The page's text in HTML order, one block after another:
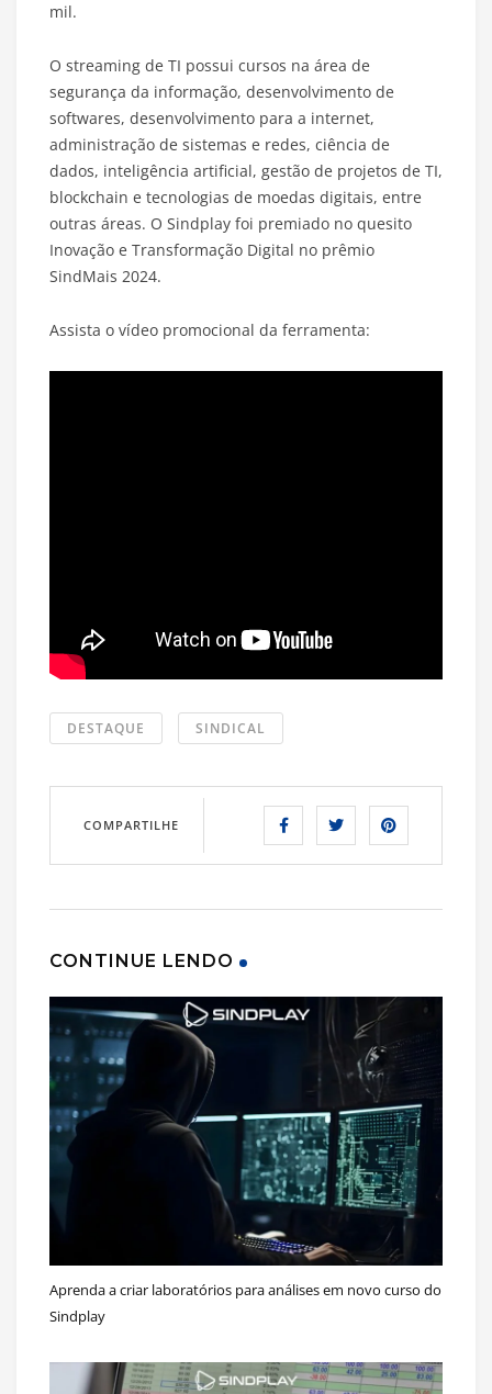
mil.
O streaming de TI possui cursos na área de
segurança da informação, desenvolvimento de
softwares, desenvolvimento para a internet,
administração de sistemas e redes, ciência de
dados, inteligência artificial, gestão de projetos de TI,
blockchain e tecnologias de moedas digitais, entre
outras áreas. O Sindplay foi premiado no quesito
Inovação e Transformação Digital no prêmio
SindMais 2024.
Assista o vídeo promocional da ferramenta:
DESTAQUE SINDICAL
COMPARTILHE
CONTINUE LENDO
Aprenda a criar laboratórios para análises em novo curso do
Sindplay